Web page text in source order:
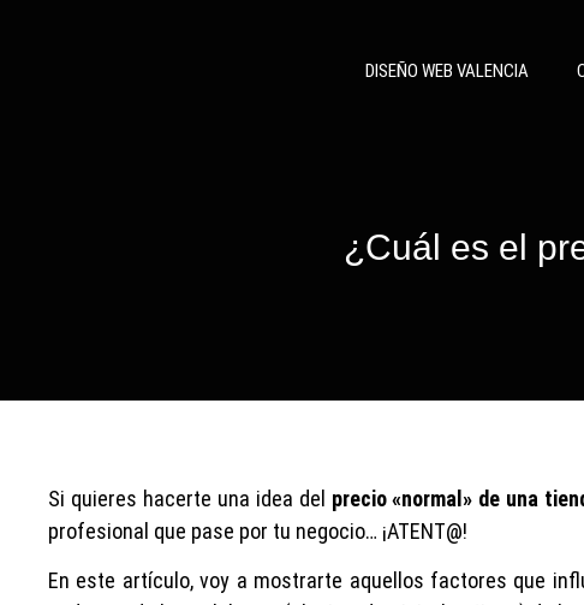
DISEÑO WEB VALENCIA
¿Cuál es el
Si quieres hacerte una idea del precio «normal» de una
profesional que pase por tu negocio… ¡ATENT@!
En este artículo, voy a mostrarte aquellos factores que